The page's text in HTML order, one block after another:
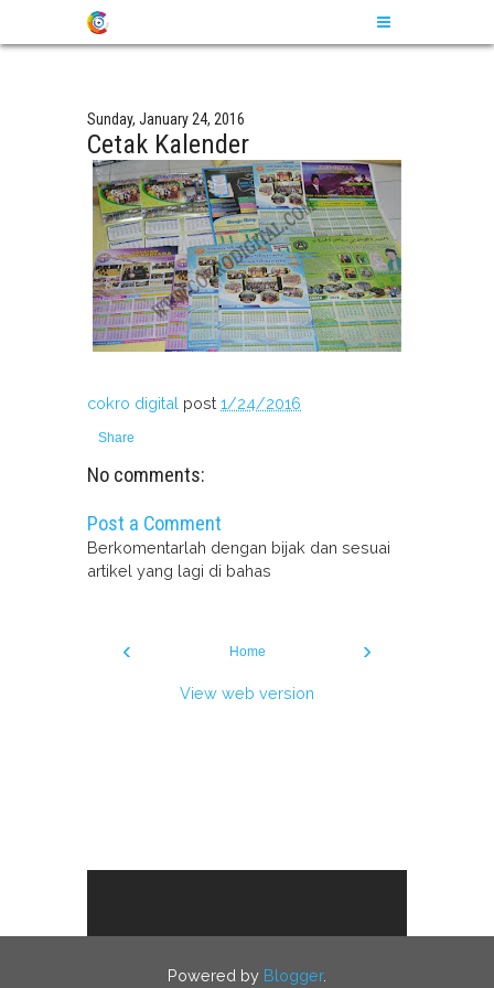
Sunday, January 24, 2016
Cetak Kalender
cokro digital post 1/24/2016
Share
No comments:
Post a Comment
Berkomentarlah dengan bijak dan sesuai
artikel yang lagi di bahas
‹ ›
Home
View web version
Powered by Blogger.